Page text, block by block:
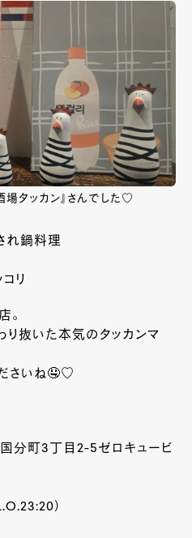
タッカン』さんでした♡
れ鍋料理
リ
。
り抜いた本気のタッカンマ
さいね🤤♡
分町3丁目2-5ゼロキュービ
）